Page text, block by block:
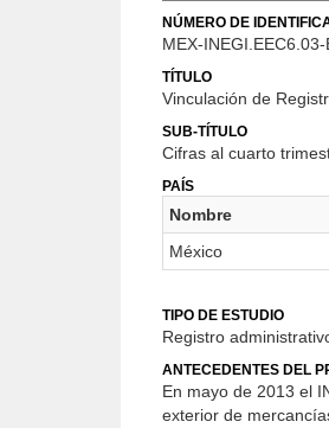
NÚMERO DE
MEX-
TÍTULO
Vinculación de
SUB-TÍTULO
Cifras al cuarto
PAÍS
Nombre
México
TIPO DE ESTUDIO
Registro
ANTECEDENTES DEL
En mayo de 2013 el
exterior de